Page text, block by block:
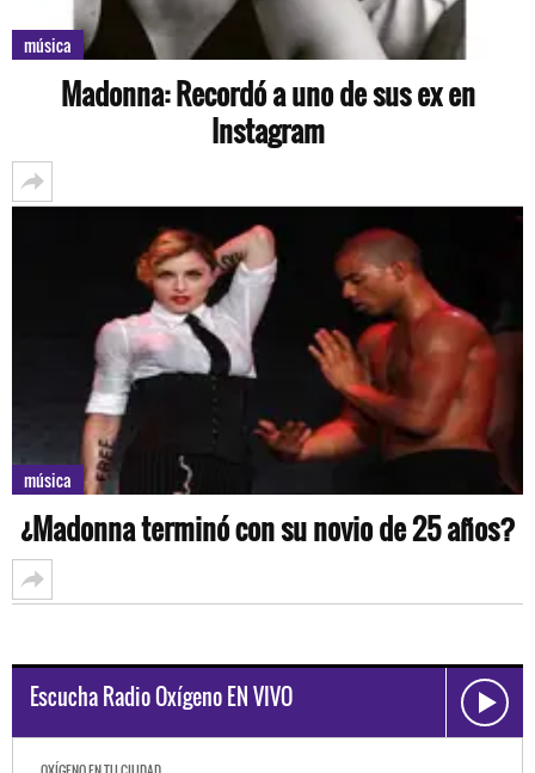
música
Madonna: Recordó a uno de sus ex en
Instagram
música
¿Madonna terminó con su novio de 25 años?
Escucha Radio Oxígeno EN VIVO